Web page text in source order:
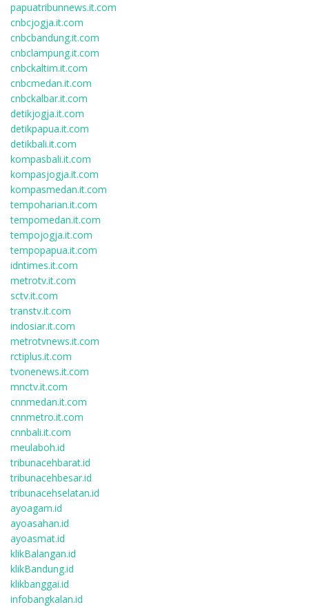
papuatribunnews.it.com
cnbcjogja.it.com
cnbcbandung.it.com
cnbclampung.it.com
cnbckaltim.it.com
cnbcmedan.it.com
cnbckalbar.it.com
detikjogja.it.com
detikpapua.it.com
detikbali.it.com
kompasbali.it.com
kompasjogja.it.com
kompasmedan.it.com
tempoharian.it.com
tempomedan.it.com
tempojogja.it.com
tempopapua.it.com
idntimes.it.com
metrotv.it.com
sctv.it.com
transtv.it.com
indosiar.it.com
metrotvnews.it.com
rctiplus.it.com
tvonenews.it.com
mnctv.it.com
cnnmedan.it.com
cnnmetro.it.com
cnnbali.it.com
meulaboh.id
tribunacehbarat.id
tribunacehbesar.id
tribunacehselatan.id
ayoagam.id
ayoasahan.id
ayoasmat.id
klikBalangan.id
klikBandung.id
klikbanggai.id
infobangkalan.id